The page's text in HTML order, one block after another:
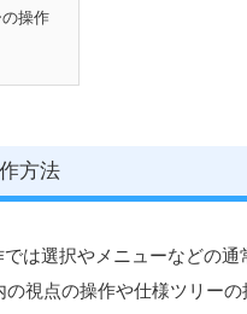
操作
方法
は選択やメニューなどの通
視点の操作や仕様ツリーの